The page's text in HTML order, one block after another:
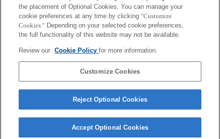
ทำงานโดยอัตโนมัติเมื่อคุณหมุนวงแหวนปรับโฟกัส คุณสามารถขยายภาพด้วย
การเลือกฟังก์ชัน [การขยายโฟกัส] หรือ [assist MF] ให้กับปุ่มใด ๆ ใน "การตั้งค่า
ปุ่มแบบกำหนดเอง"
ชัตเตอร์แบบสัมผัสไม่ทำงาน
สวิตช์การชดเชยการสั่นแบบ 3 แกน (ก้มเงย/หันซ้ายขวา/เอียงซ้ายขวา) มีให้ใช้
แม้ว่าคุณจะสามารถทำการปรับโฟกัสอัตโนมัติได้ แต่บางครั้งก็อาจโฟกัสที่วัตถุ
โดยใช้ฟังก์ชั่นนี้ได้ยากเมื่อคุณกำลังถ่ายฉากที่มืดหรือเมื่อวัตถุอยู่ที่บริเวณมุม
ภาพหรืออยู่นอกโฟกัสอย่างมาก
the placement of Optional Cookies. You can manage your
cookie preferences at any time by clicking "Customize
Cookies." Depending on your selected cookie preferences,
the full functionality of this website may not be available.
Review our Cookie Policyfor more information.
Customize Cookies
Reject Optional Cookies
Accept Optional Cookies